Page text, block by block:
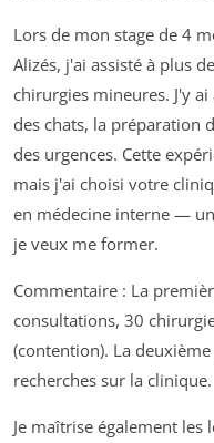
Lors de mon stage de 4
Alizés, j'ai assisté à plus
chirurgies mineures. J'y
des chats, la préparation
des urgences. Cette
mais j'ai choisi votre
en médecine interne —
je veux me former.
Commentaire : La
consultations, 30
(contention). La
recherches sur la clinique.
Je maîtrise également